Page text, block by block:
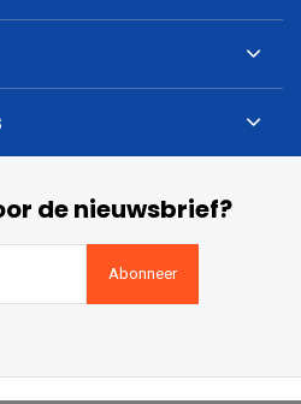
de nieuwsbrief?
Abonneer